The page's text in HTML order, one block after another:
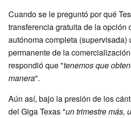
Cuando se le preguntó por qué
transferencia gratuita de la opción
autónoma completa (supervisada)
permanente de la
respondió que "tenemos que
manera".
Aún así, bajo la presión de los
del Giga Texas "un trimestre más,